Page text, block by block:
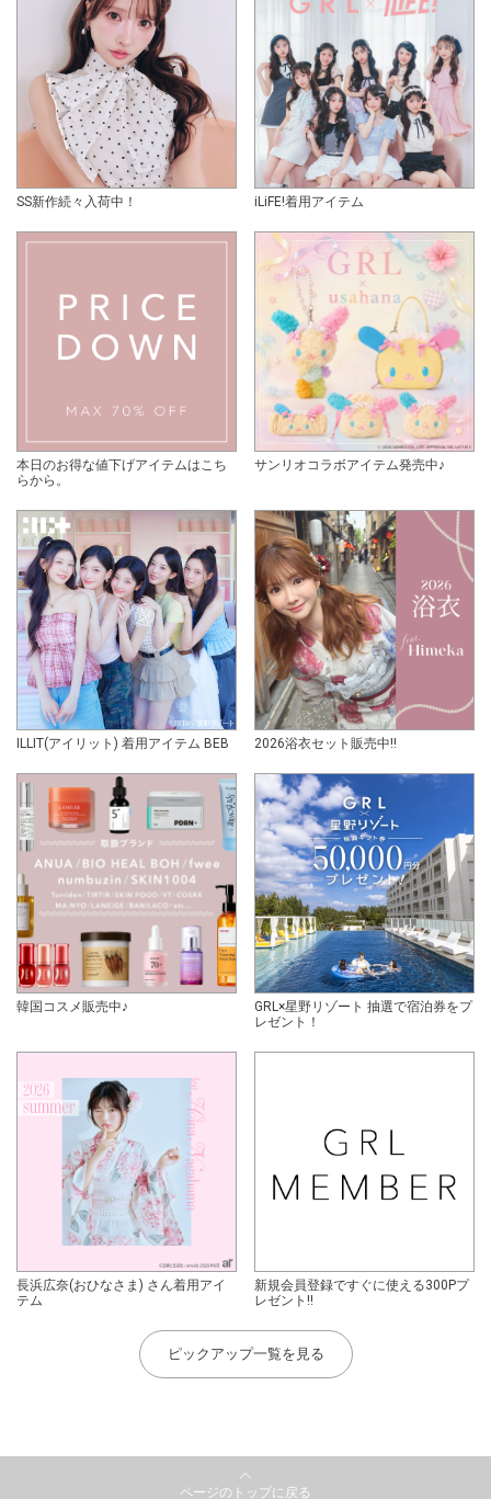
SS新作続々入荷中！ iLiFE!着用アイテム
本日のお得な値下げアイテムはこち
らから。
サンリオコラボアイテム発売中♪
ILLIT(アイリット) 着用アイテム BEB 2026浴衣セット販売中!!
韓国コスメ販売中♪
GRL×星野リゾート 抽選で宿泊券をプ
レゼント！
長浜広奈(おひなさま) さん着用アイ
テム
新規会員登録ですぐに使える300Pプ
レゼント!!
ピックアップ一覧を見る
ページのトップに戻る